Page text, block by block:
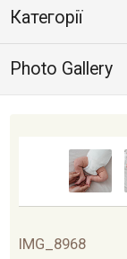
Категорії
Photo Gallery
IMG_8968